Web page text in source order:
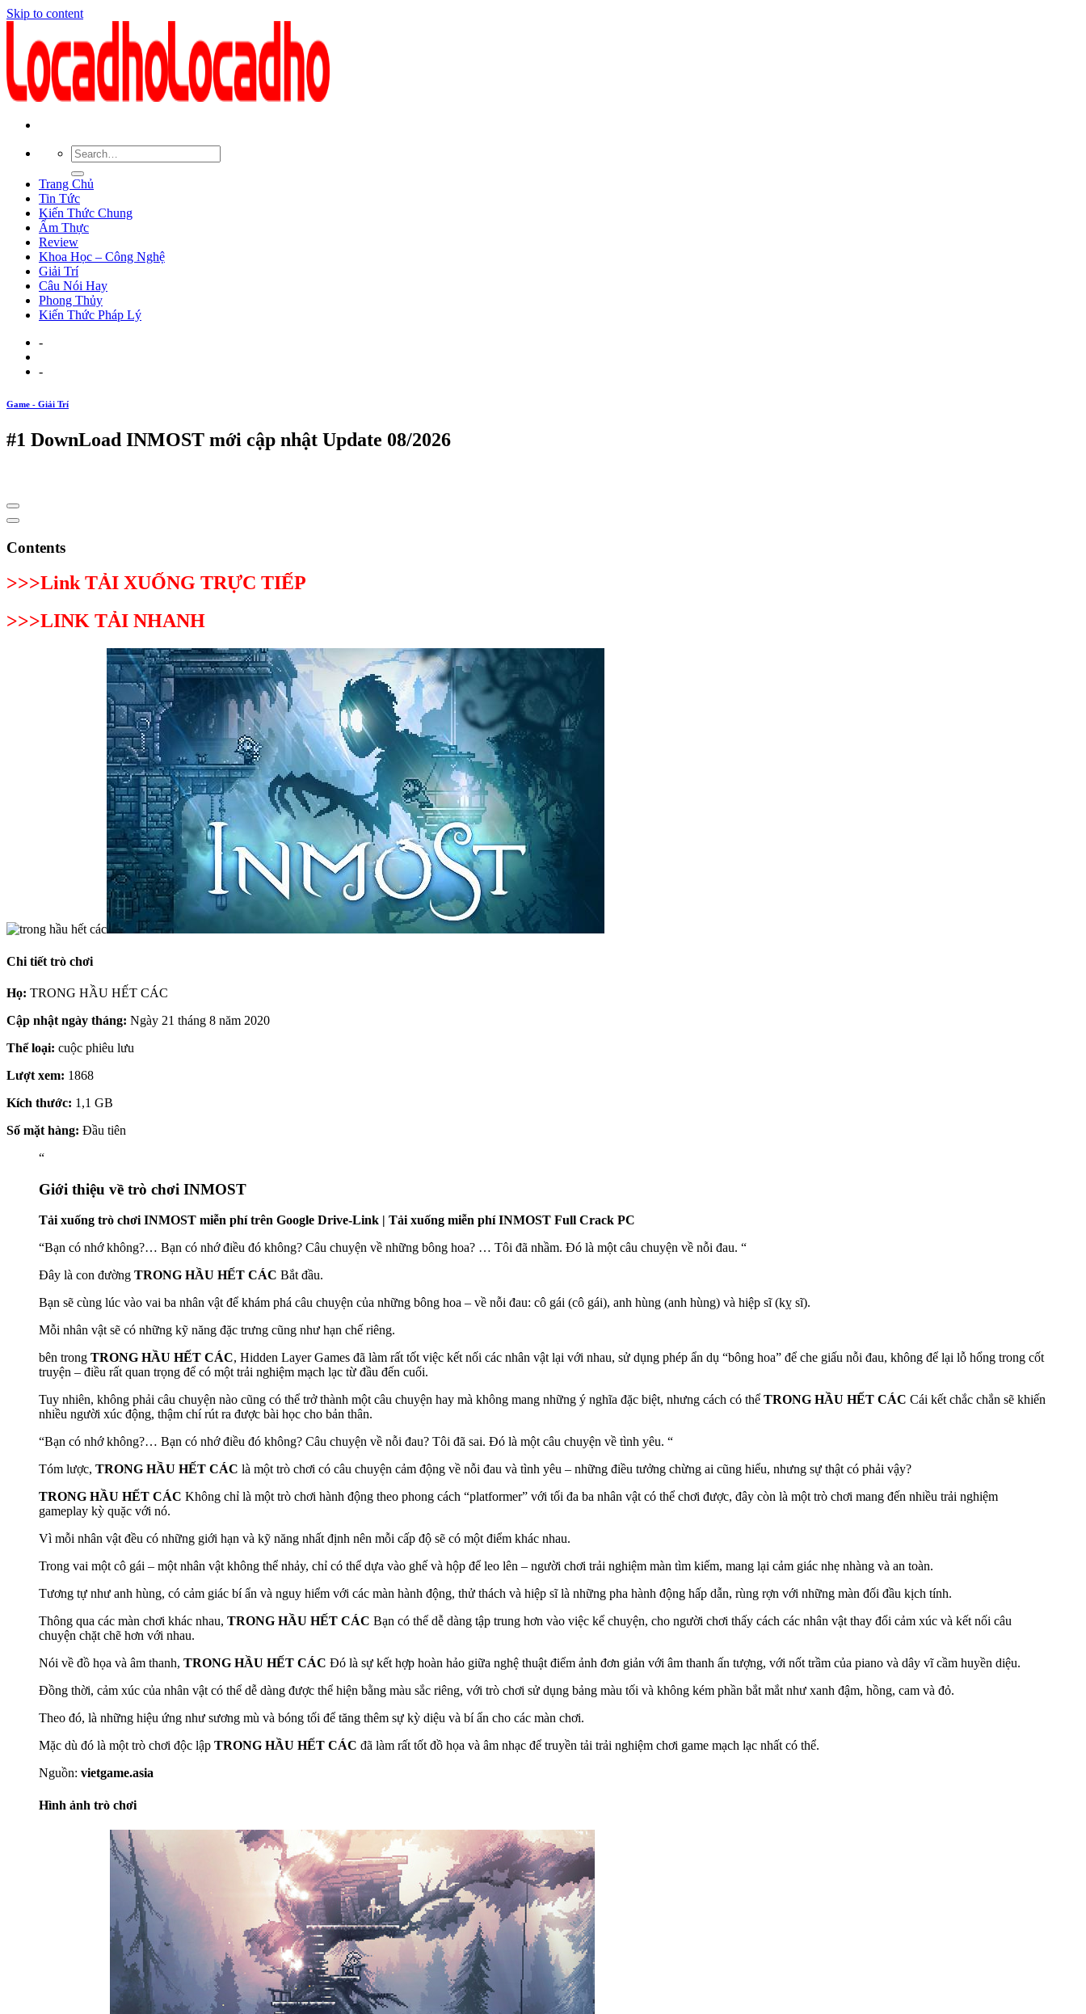
Skip to content
Trang Chủ
Tin Tức
Kiến Thức Chung
Ẩm Thực
Review
Khoa Học – Công Nghệ
Giải Trí
Câu Nói Hay
Phong Thủy
Kiến Thức Pháp Lý
-
-
Game - Giải Trí
#1 DownLoad INMOST mới cập nhật Update 08/2026
Contents
>>>Link TẢI XUỐNG TRỰC TIẾP
>>>LINK TẢI NHANH
Chi tiết trò chơi
Họ: TRONG HẦU HẾT CÁC
Cập nhật ngày tháng: Ngày 21 tháng 8 năm 2020
Thể loại: cuộc phiêu lưu
Lượt xem: 1868
Kích thước: 1,1 GB
Số mặt hàng: Đầu tiên
“
Giới thiệu về trò chơi INMOST
Tải xuống trò chơi INMOST miễn phí trên Google Drive-Link | Tải xuống miễn phí INMOST Full Crack PC
“Bạn có nhớ không?… Bạn có nhớ điều đó không? Câu chuyện về những bông hoa? … Tôi đã nhầm. Đó là một câu chuyện về nỗi đau. “
Đây là con đường TRONG HẦU HẾT CÁC Bắt đầu.
Bạn sẽ cùng lúc vào vai ba nhân vật để khám phá câu chuyện của những bông hoa – về nỗi đau: cô gái (cô gái), anh hùng (anh hùng) và hiệp sĩ (kỵ sĩ).
Mỗi nhân vật sẽ có những kỹ năng đặc trưng cũng như hạn chế riêng.
bên trong TRONG HẦU HẾT CÁC, Hidden Layer Games đã làm rất tốt việc kết nối các nhân vật lại với nhau, sử dụng phép ẩn dụ “bông hoa” để che giấu nỗi đau, không để lại lỗ hổng trong cốt
truyện – điều rất quan trọng để có một trải nghiệm mạch lạc từ đầu đến cuối.
Tuy nhiên, không phải câu chuyện nào cũng có thể trở thành một câu chuyện hay mà không mang những ý nghĩa đặc biệt, nhưng cách có thể TRONG HẦU HẾT CÁC Cái kết chắc chắn sẽ khiến
nhiều người xúc động, thậm chí rút ra được bài học cho bản thân.
“Bạn có nhớ không?… Bạn có nhớ điều đó không? Câu chuyện về nỗi đau? Tôi đã sai. Đó là một câu chuyện về tình yêu. “
Tóm lược, TRONG HẦU HẾT CÁC là một trò chơi có câu chuyện cảm động về nỗi đau và tình yêu – những điều tưởng chừng ai cũng hiểu, nhưng sự thật có phải vậy?
TRONG HẦU HẾT CÁC Không chỉ là một trò chơi hành động theo phong cách “platformer” với tối đa ba nhân vật có thể chơi được, đây còn là một trò chơi mang đến nhiều trải nghiệm
gameplay kỳ quặc với nó.
Vì mỗi nhân vật đều có những giới hạn và kỹ năng nhất định nên mỗi cấp độ sẽ có một điểm khác nhau.
Trong vai một cô gái – một nhân vật không thể nhảy, chỉ có thể dựa vào ghế và hộp để leo lên – người chơi trải nghiệm màn tìm kiếm, mang lại cảm giác nhẹ nhàng và an toàn.
Tương tự như anh hùng, có cảm giác bí ẩn và nguy hiểm với các màn hành động, thử thách và hiệp sĩ là những pha hành động hấp dẫn, rùng rợn với những màn đối đầu kịch tính.
Thông qua các màn chơi khác nhau, TRONG HẦU HẾT CÁC Bạn có thể dễ dàng tập trung hơn vào việc kể chuyện, cho người chơi thấy cách các nhân vật thay đổi cảm xúc và kết nối câu
chuyện chặt chẽ hơn với nhau.
Nói về đồ họa và âm thanh, TRONG HẦU HẾT CÁC Đó là sự kết hợp hoàn hảo giữa nghệ thuật điểm ảnh đơn giản với âm thanh ấn tượng, với nốt trầm của piano và dây vĩ cầm huyền diệu.
Đồng thời, cảm xúc của nhân vật có thể dễ dàng được thể hiện bằng màu sắc riêng, với trò chơi sử dụng bảng màu tối và không kém phần bắt mắt như xanh đậm, hồng, cam và đỏ.
Theo đó, là những hiệu ứng như sương mù và bóng tối để tăng thêm sự kỳ diệu và bí ẩn cho các màn chơi.
Mặc dù đó là một trò chơi độc lập TRONG HẦU HẾT CÁC đã làm rất tốt đồ họa và âm nhạc để truyền tải trải nghiệm chơi game mạch lạc nhất có thể.
Nguồn: vietgame.asia
Hình ảnh trò chơi